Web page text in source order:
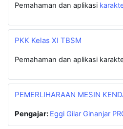
Pemahaman dan aplikasi
PKK Kelas XI TBSM
Pemahaman dan aplikasi
PEMERLIHARAAN MESIN
Pengajar: Eggi Gilar Ginanjar